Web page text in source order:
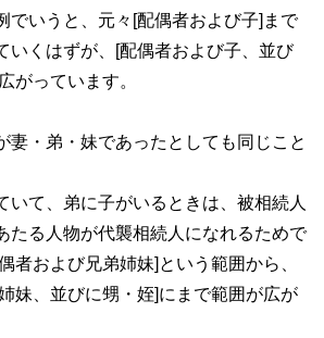
でいうと、元々 [配偶者および子] まで
いくはずが、
[配偶者および子、並び
がっています。
妻・弟・妹であったとしても同じこと
いて、弟に子がいるときは、被相続人
たる人物が代襲相続人になれるためで
者および兄弟姉妹] という範囲から、
妹、並びに甥・姪]にまで範囲が広が